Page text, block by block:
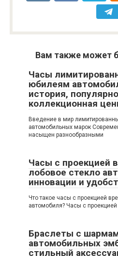
Вам также может
Часы
юбилеям
история,
коллекционная
Введение в мир
автомобильных марок
насыщен разнообразными
Часы с проекцией
лобовое стекло
инновации и
Что такое часы с проекцией
автомобиля? Часы с
Браслеты с
автомобильных
стильный